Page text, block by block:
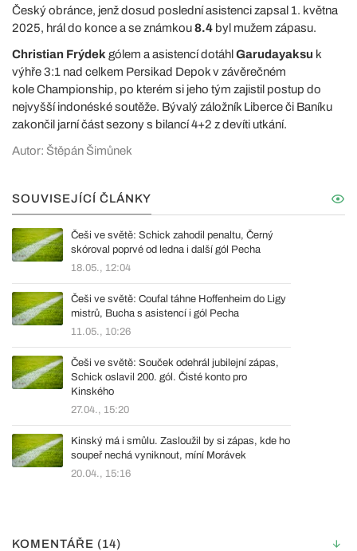
Český obránce, jenž dosud poslední asistenci zapsal 1. května
2025, hrál do konce a se známkou8.4 byl mužem zápasu.
Christian Frýdek gólem a asistencí dotáhl Garudayaksu k
výhře 3:1 nad celkem Persikad Depok v závěrečném
kole Championship, po kterém si jeho tým zajistil postup do
nejvyšší indonéské soutěže. Bývalý záložník Liberce či Baníku
zakončil jarní část sezony s bilancí 4+2 z devíti utkání.
Autor: Štěpán Šimůnek
SOUVISEJÍCÍ ČLÁNKY
Češi ve světě: Schick zahodil penaltu, Černý
skóroval poprvé od ledna i další gól Pecha
18.05., 12:04
Češi ve světě: Coufal táhne Hoffenheim do Ligy
mistrů, Bucha s asistencí i gól Pecha
11.05., 10:26
Češi ve světě: Souček odehrál jubilejní zápas,
Schick oslavil 200. gól. Čisté konto pro
Kinského
27.04., 15:20
Kinský má i smůlu. Zasloužil by si zápas, kde ho
soupeř nechá vyniknout, míní Morávek
20.04., 15:16
KOMENTÁŘE (14)